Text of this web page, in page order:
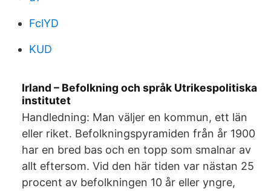
FclYD
KUD
Irland – Befolkning och språk Utrikespolitiska
institutet
Handledning: Man väljer en kommun, ett län
eller riket. Befolkningspyramiden från år 1900
har en bred bas och en topp som smalnar av
allt eftersom. Vid den här tiden var nästan 25
procent av befolkningen 10 år eller yngre,